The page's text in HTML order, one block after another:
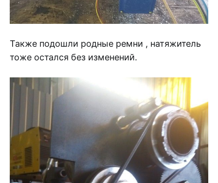
Также подошли родные ремни , натяжитель
тоже остался без изменений.